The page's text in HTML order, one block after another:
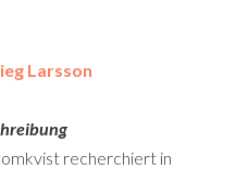
Larsson
recherchiert in